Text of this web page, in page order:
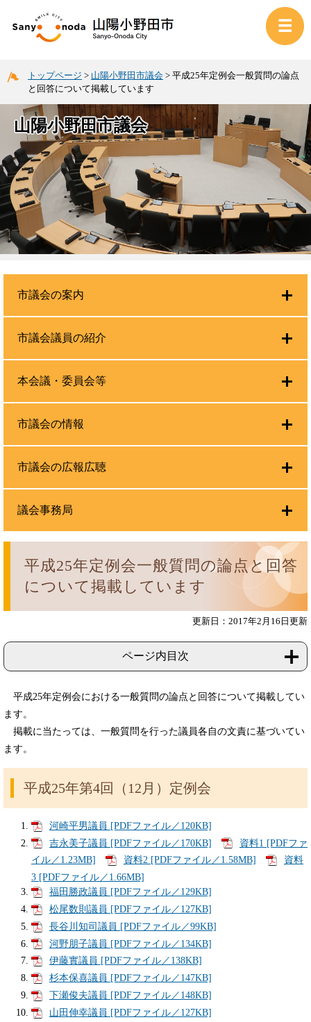
トップページ > 山陽小野田市議会 > 平成25年定例会一般質問の論点
と回答について掲載しています
山陽小野田市議会
平成25年定例会一般質問の論点と回答
について掲載しています
更新日：2017年2月16日更新
ページ内目次
平成25年定例会における一般質問の論点と回答について掲載してい
ます。
掲載に当たっては、一般質問を行った議員各自の文責に基づいてい
ます。
平成25年第4回（12月）定例会
河崎平男議員 [PDFファイル／120KB]
吉永美子議員 [PDFファイル／170KB]
資料1 [PDFファ
イル／1.23MB]
資料2 [PDFファイル／1.58MB]
資料
3 [PDFファイル／1.66MB]
福田勝政議員 [PDFファイル／129KB]
松尾数則議員 [PDFファイル／127KB]
長谷川知司議員 [PDFファイル／99KB]
河野朋子議員 [PDFファイル／134KB]
伊藤實議員 [PDFファイル／138KB]
杉本保喜議員 [PDFファイル／147KB]
下瀬俊夫議員 [PDFファイル／148KB]
山田伸幸議員 [PDFファイル／127KB]
市議会の案内
市議会議員の紹介
本会議・委員会等
市議会の情報
市議会の広報広聴
議会事務局